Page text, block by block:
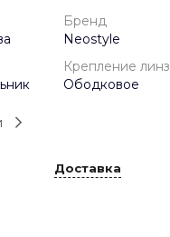
Бренд
Neostyle
Крепление линз
Ободковое
Доставка